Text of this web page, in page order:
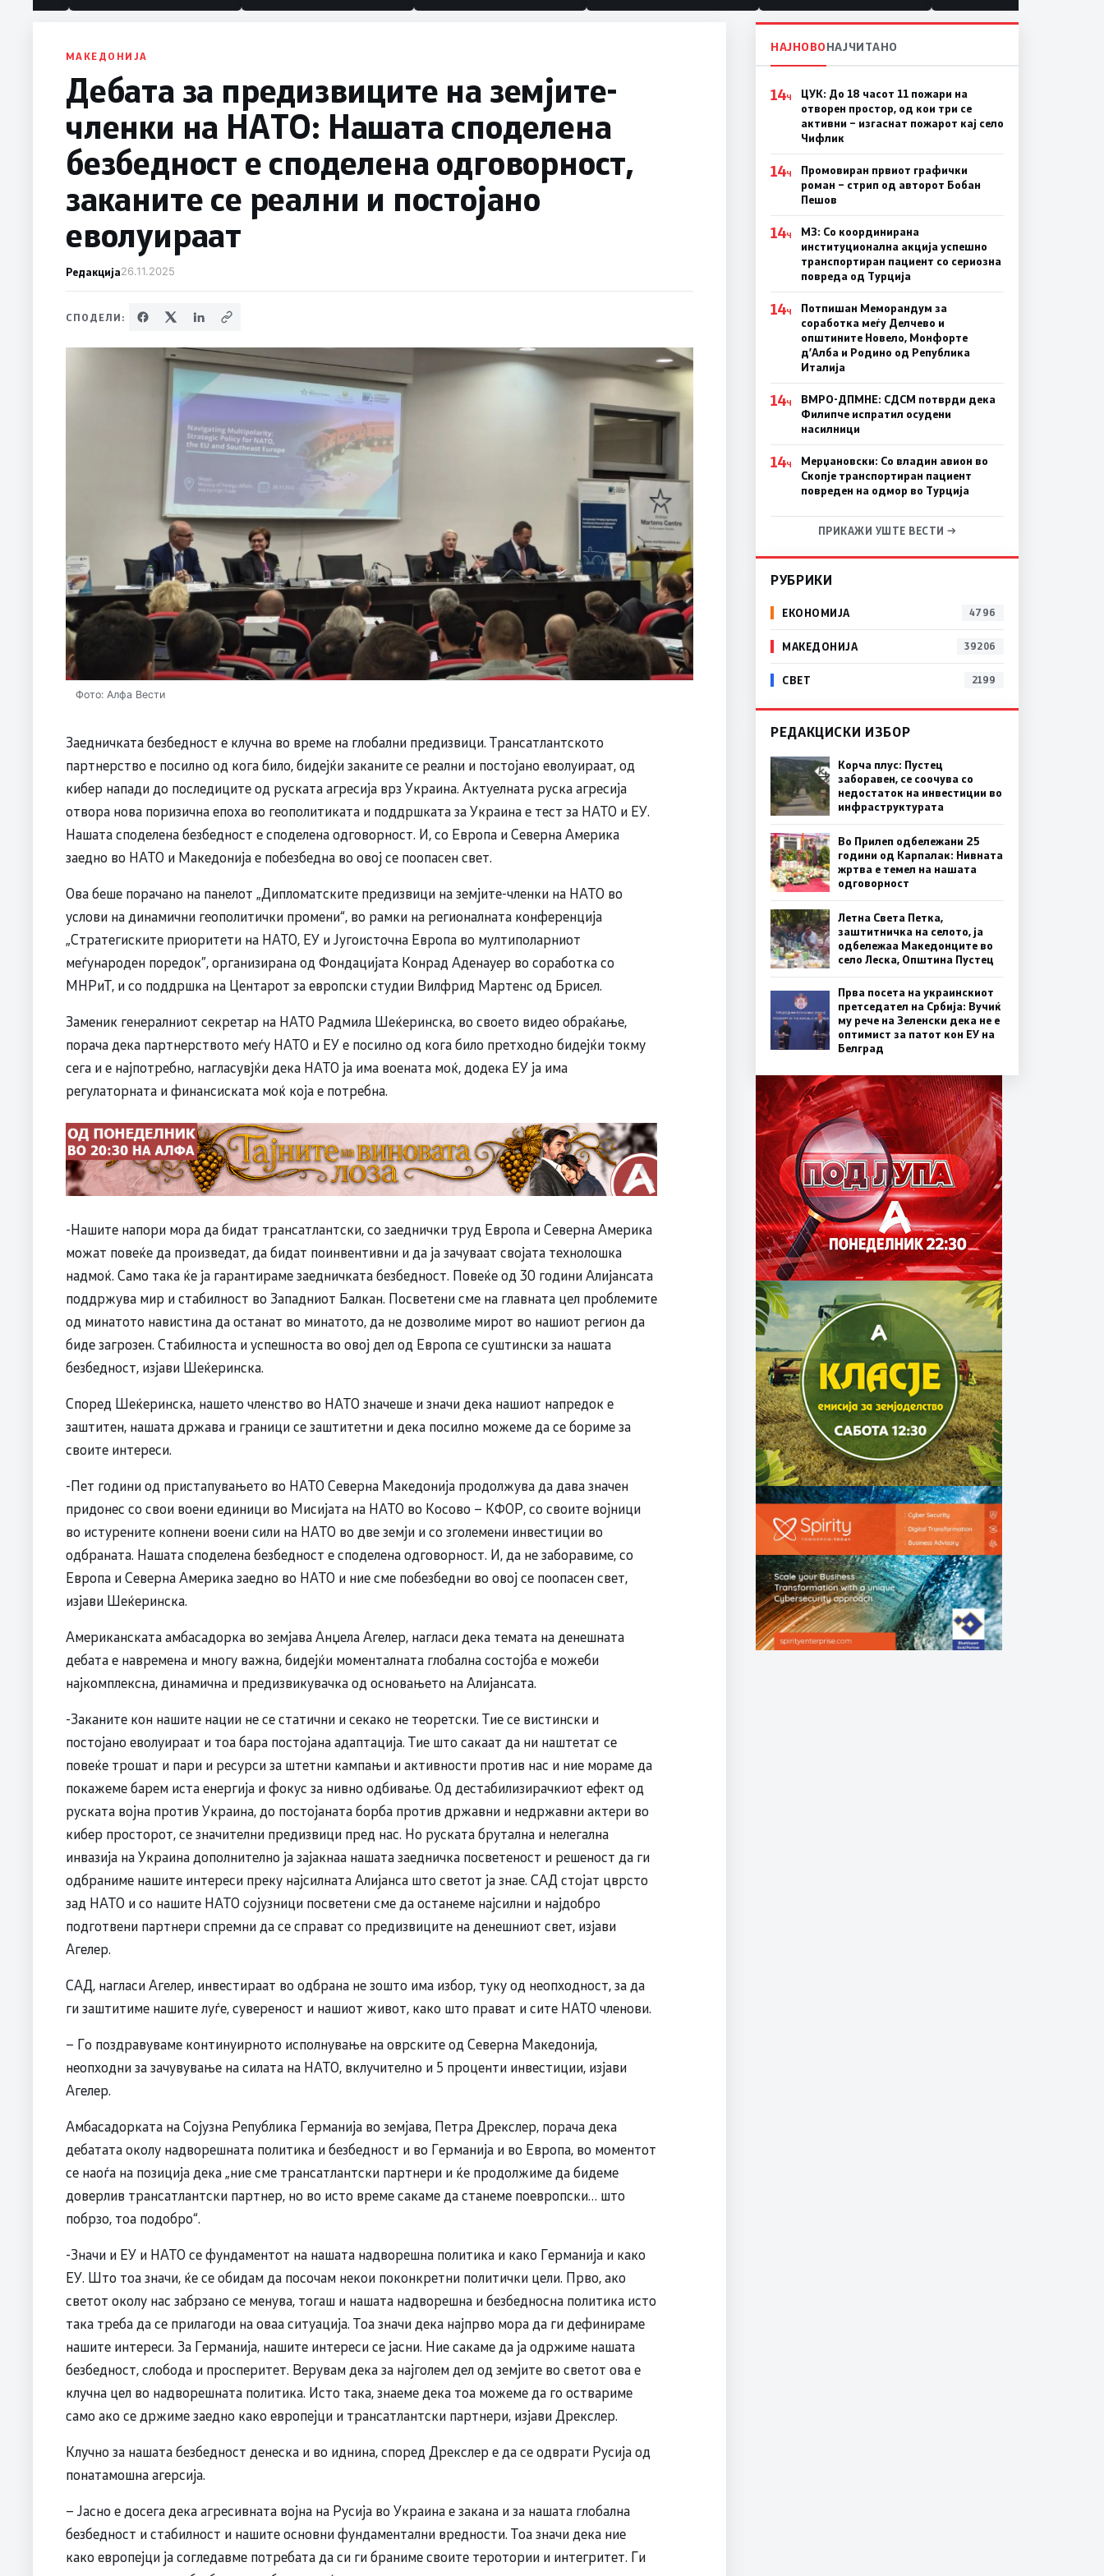
МАКЕДОНИЈА
Дебата за предизвиците на земјите-
членки на НАТО: Нашата споделена
безбедност е споделена одговорност,
заканите се реални и постојано
еволуираат
Редакција26.11.2025
СПОДЕЛИ:
Фото: Алфа Вести
Заедничката безбедност е клучна во време на глобални предизвици. Трансатлантското
партнерство е посилно од кога било, бидејќи заканите се реални и постојано еволуираат, од
кибер напади до последиците од руската агресија врз Украина. Актуелната руска агресија
отвора нова поризична епоха во геополитиката и поддршката за Украина е тест за НАТО и ЕУ.
Нашата споделена безбедност е споделена одговорност. И, со Европа и Северна Америка
заедно во НАТО и Македонија е побезбедна во овој се поопасен свет.
Ова беше порачано на панелот „Дипломатските предизвици на земјите-членки на НАТО во
услови на динамични геополитички промени“, во рамки на регионалната конференција
„Стратегиските приоритети на НАТО, ЕУ и Југоисточна Европа во мултиполарниот
меѓународен поредок”, организирана од Фондацијата Конрад Аденауер во соработка со
МНРиТ, и со поддршка на Центарот за европски студии Вилфрид Мартенс од Брисел.
Заменик генералниот секретар на НАТО Радмила Шеќеринска, во своето видео обраќање,
порача дека партнерството меѓу НАТО и ЕУ е посилно од кога било претходно бидејќи токму
сега и е најпотребно, нагласувјќи дека НАТО ја има воената моќ, додека ЕУ ја има
регулаторната и финансиската моќ која е потребна.
-Нашите напори мора да бидат трансатлантски, со заеднички труд Европа и Северна Америка
можат повеќе да произведат, да бидат поинвентивни и да ја зачуваат својата технолошка
надмоќ. Само така ќе ја гарантираме заедничката безбедност. Повеќе од 30 години Алијансата
поддржува мир и стабилност во Западниот Балкан. Посветени сме на главната цел проблемите
од минатото навистина да останат во минатото, да не дозволиме мирот во нашиот регион да
биде загрозен. Стабилноста и успешноста во овој дел од Европа се суштински за нашата
безбедност, изјави Шеќеринска.
Според Шеќеринска, нашето членство во НАТО значеше и значи дека нашиот напредок е
заштитен, нашата држава и граници се заштитетни и дека посилно можеме да се бориме за
своите интереси.
-Пет години од пристапувањето во НАТО Северна Македонија продолжува да дава значен
придонес со свои воени единици во Мисијата на НАТО во Косово – КФОР, со своите војници
во истурените копнени воени сили на НАТО во две земји и со зголемени инвестиции во
одбраната. Нашата споделена безбедност е споделена одговорност. И, да не заборавиме, со
Европа и Северна Америка заедно во НАТО и ние сме побезбедни во овој се поопасен свет,
изјави Шеќеринска.
Американската амбасадорка во земјава Анџела Агелер, нагласи дека темата на денешната
дебата е навремена и многу важна, бидејќи моменталната глобална состојба е можеби
најкомплексна, динамична и предизвикувачка од основањето на Алијансата.
-Заканите кон нашите нации не се статични и секако не теоретски. Тие се вистински и
постојано еволуираат и тоа бара постојана адаптација. Тие што сакаат да ни наштетат се
повеќе трошат и пари и ресурси за штетни кампањи и активности против нас и ние мораме да
покажеме барем иста енергија и фокус за нивно одбивање. Од дестабилизирачкиот ефект од
руската војна против Украина, до постојаната борба против државни и недржавни актери во
кибер просторот, се значителни предизвици пред нас. Но руската брутална и нелегална
инвазија на Украина дополнително ја зајакнаа нашата заедничка посветеност и решеност да ги
одбраниме нашите интереси преку најсилната Алијанса што светот ја знае. САД стојат цврсто
зад НАТО и со нашите НАТО сојузници посветени сме да останеме најсилни и најдобро
подготвени партнери спремни да се справат со предизвиците на денешниот свет, изјави
Агелер.
САД, нагласи Агелер, инвестираат во одбрана не зошто има избор, туку од неопходност, за да
ги заштитиме нашите луѓе, сувереност и нашиот живот, како што прават и сите НАТО членови.
– Го поздравуваме континуирното исполнување на оврските од Северна Македонија,
неопходни за зачувување на силата на НАТО, вклучително и 5 проценти инвестиции, изјави
Агелер.
Амбасадорката на Сојузна Република Германија во земјава, Петра Дрекслер, порача дека
дебатата околу надворешната политика и безбедност и во Германија и во Европа, во моментот
се наоѓа на позиција дека „ние сме трансатлантски партнери и ќе продолжиме да бидеме
доверлив трансатлантски партнер, но во исто време сакаме да станеме поевропски… што
побрзо, тоа подобро“.
-Значи и ЕУ и НАТО се фундаментот на нашата надворешна политика и како Германија и како
ЕУ. Што тоа значи, ќе се обидам да посочам некои поконкретни политички цели. Прво, ако
светот околу нас забрзано се менува, тогаш и нашата надворешна и безбедносна политика исто
така треба да се прилагоди на оваа ситуација. Тоа значи дека најпрво мора да ги дефинираме
нашите интереси. За Германија, нашите интереси се јасни. Ние сакаме да ја одржиме нашата
безбедност, слобода и просперитет. Верувам дека за најголем дел од земјите во светот ова е
клучна цел во надворешната политика. Исто така, знаеме дека тоа можеме да го оствариме
само ако се држиме заедно како европејци и трансатлантски партнери, изјави Дрекслер.
Клучно за нашата безбедност денеска и во иднина, според Дрекслер е да се одврати Русија од
понатамошна агерсија.
– Јасно е досега дека агресивната војна на Русија во Украина е закана и за нашата глобална
безбедност и стабилност и нашите основни фундаментални вредности. Тоа значи дека ние
како европејци ја согледавме потребата да си ги браниме своите теротории и интегритет. Ги
НАЈНОВОНАЈЧИТАНО
14Ч
ЦУК: До 18 часот 11 пожари на
отворен простор, од кои три се
активни – изгаснат пожарот кај село
Чифлик
14Ч
Промовиран првиот графички
роман – стрип од авторот Бобан
Пешов
14Ч
МЗ: Со координирана
институционална акција успешно
транспортиран пациент со сериозна
повреда од Турција
14Ч
Потпишан Меморандум за
соработка меѓу Делчево и
општините Новело, Монфорте
д’Алба и Родино од Република
Италија
14Ч
ВМРО-ДПМНЕ: СДСM потврди дека
Филипче испратил осудени
насилници
14Ч
Мерџановски: Со владин авион во
Скопје транспортиран пациент
повреден на одмор во Турција
ПРИКАЖИ УШТЕ ВЕСТИ →
РУБРИКИ
ЕКОНОМИЈА 4796
МАКЕДОНИЈА 39206
СВЕТ 2199
РЕДАКЦИСКИ ИЗБОР
Корча плус: Пустец
заборавен, се соочува со
недостаток на инвестиции во
инфраструктурата
Во Прилеп одбележани 25
години од Карпалак: Нивната
жртва е темел на нашата
одговорност
Летна Света Петка,
заштитничка на селото, ја
одбележаа Македонците во
село Леска, Општина Пустец
Прва посета на украинскиот
претседател на Србија: Вучиќ
му рече на Зеленски дека не е
оптимист за патот кон ЕУ на
Белград